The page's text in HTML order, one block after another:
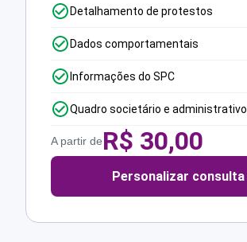
Detalhamento de protestos
Dados comportamentais
Informações do SPC
Quadro societário e administrativo
A partir deR$ 30,00
Personalizar consulta